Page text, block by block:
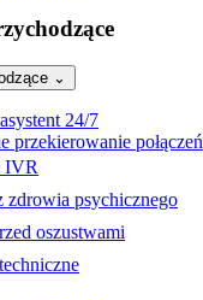
⌄
24/7
przekierowanie połączeń
IVR
zdrowia psychicznego
oszustwami